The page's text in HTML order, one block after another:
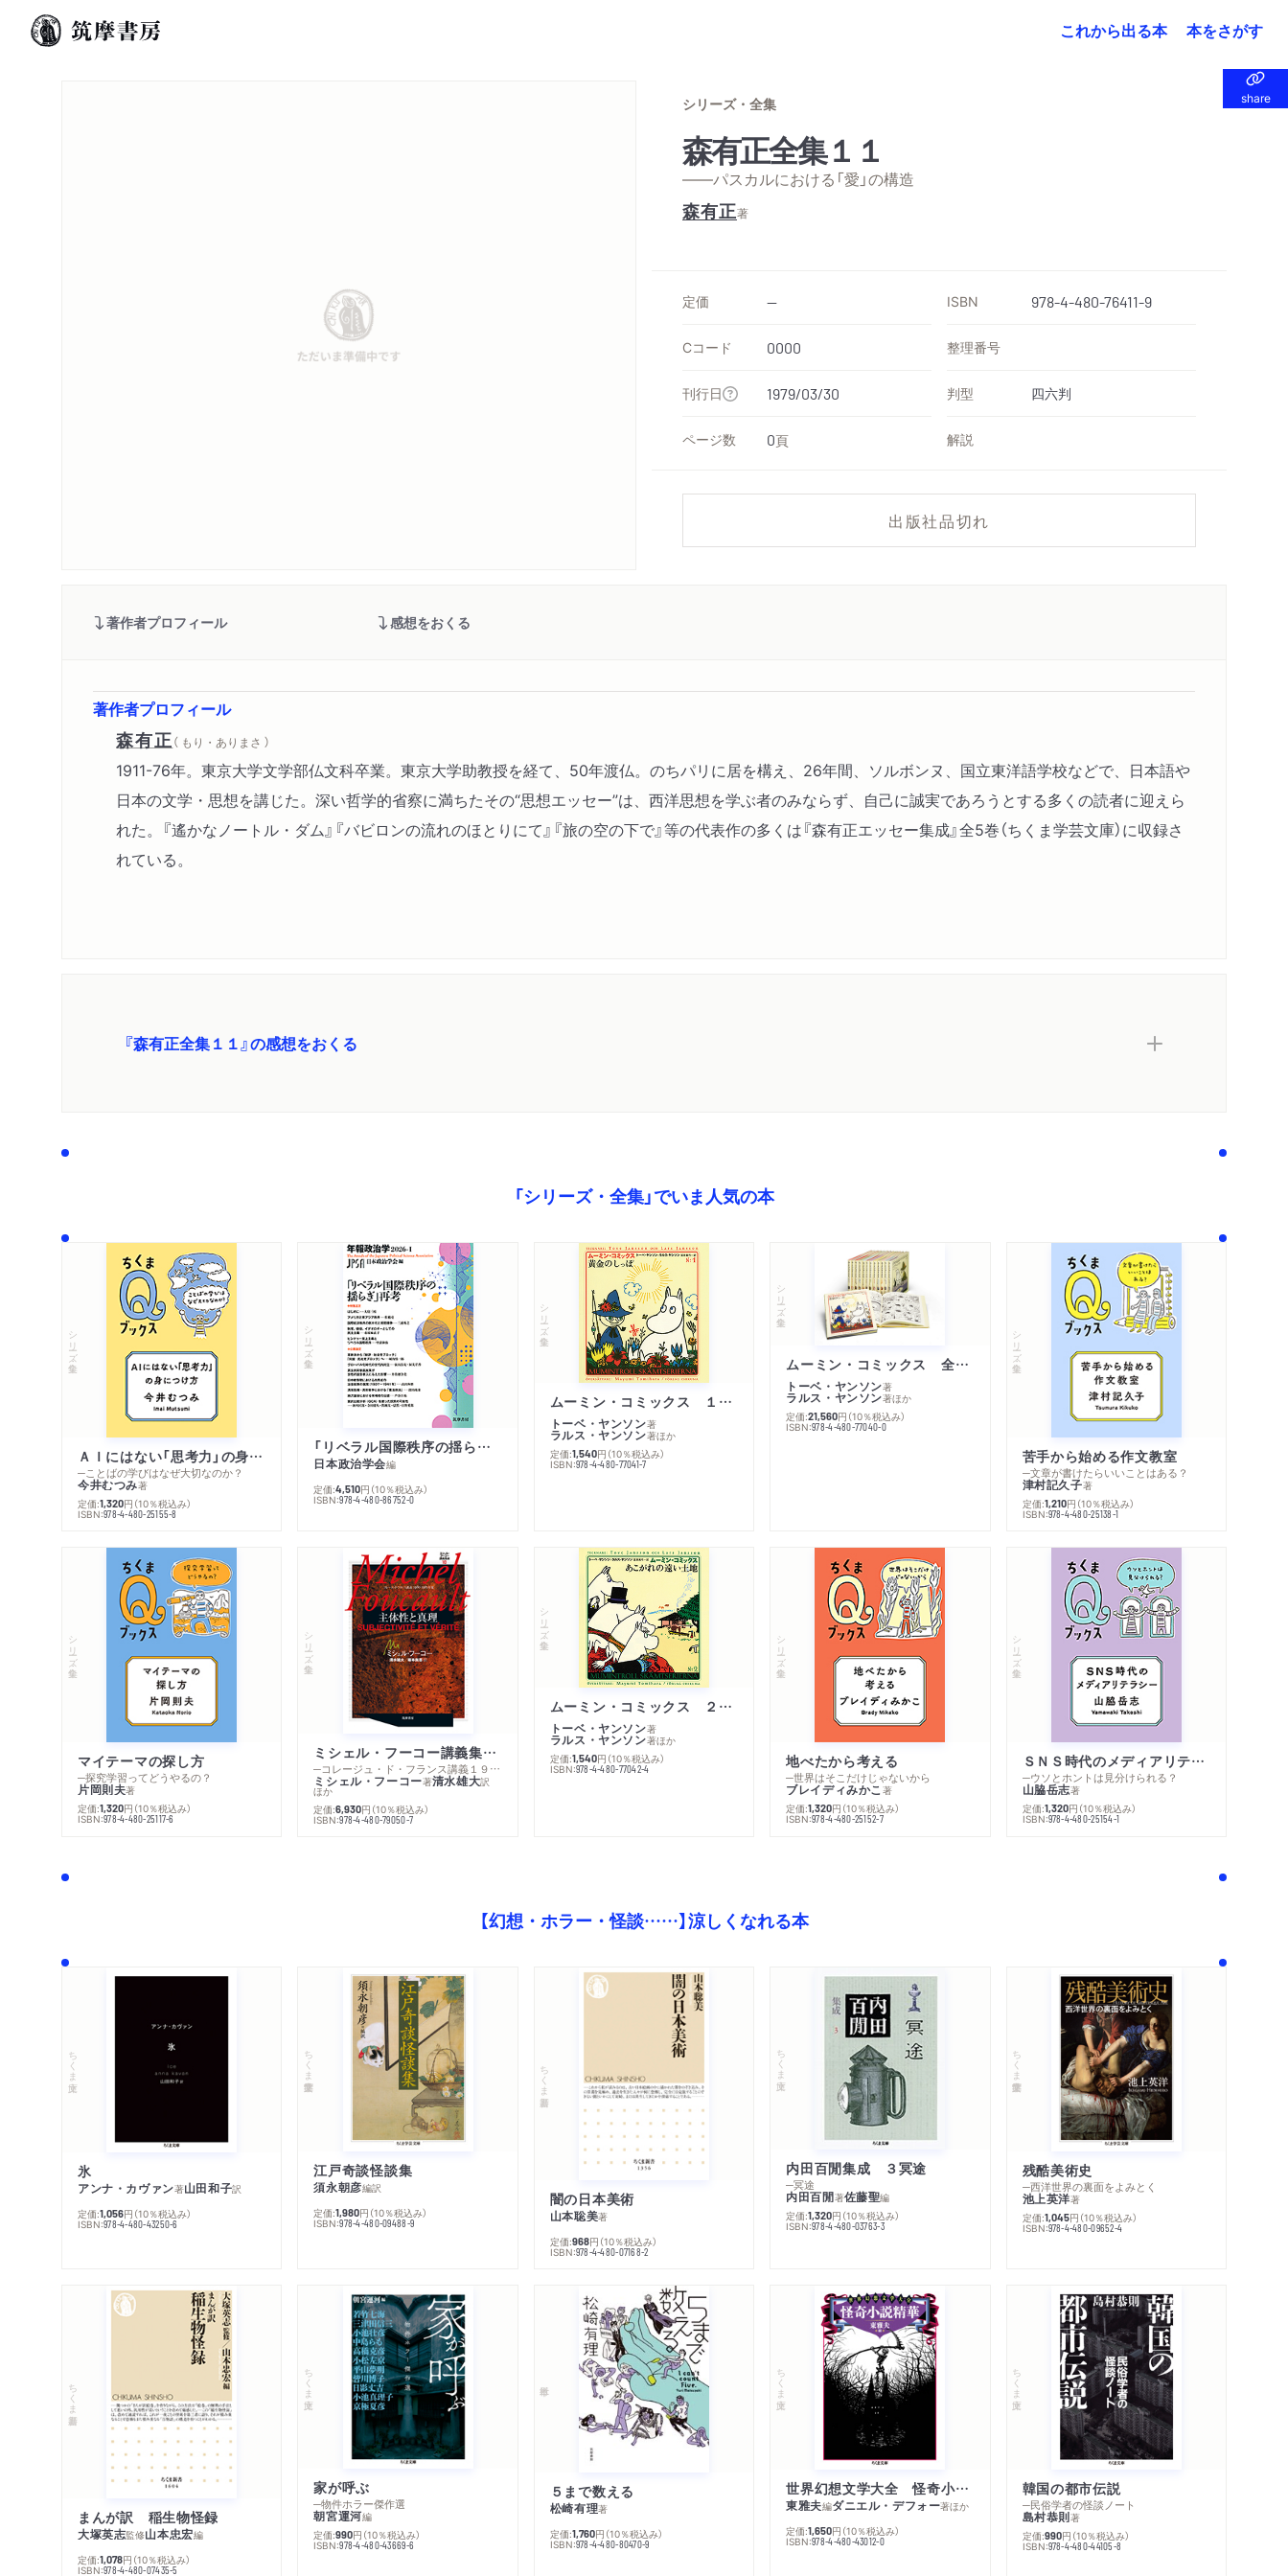
これから出る本 本をさがす
share
share
シリーズ・全集
森有正全集１１
——パスカルにおける「愛」の構造
森有正著
定価 -- ISBN 978-4-480-76411-9
Cコード 0000 整理番号
刊行日 1979/03/30 判型 四六判
ページ数 0頁 解説
出版社品切れ
著作者プロフィール 感想をおくる
著作者プロフィール
森有正（ もり・ありまさ ）
1911-76年。東京大学文学部仏文科卒業。東京大学助教授を経て、50年渡仏。のちパリに居を構え、26年間、ソルボンヌ、国立東洋語学校などで、日本語や
日本の文学・思想を講じた。深い哲学的省察に満ちたその“思想エッセー”は、西洋思想を学ぶ者のみならず、自己に誠実であろうとする多くの読者に迎えら
れた。『遙かなノートル・ダム』『バビロンの流れのほとりにて』『旅の空の下で』等の代表作の多くは『森有正エッセー集成』全5巻（ちくま学芸文庫）に収録さ
れている。
『森有正全集１１』の感想をおくる
「シリーズ・全集」でいま人気の本
シリーズ・全集
ＡＩにはない「思考力」の身につけ方
─ことばの学びはなぜ大切なのか？
今井むつみ著
定価:1,320円 （10％税込み）
ISBN:978-4-480-25155-8
シリーズ・全集
「リベラル国際秩序の揺らぎ」再考 年報政治学２０２６‐Ⅰ
日本政治学会編
定価:4,510円 （10％税込み）
ISBN:978-4-480-86752-0
シリーズ・全集
ムーミン・コミックス １ 黄金のしっぽ
トーベ・ヤンソン著
ラルス・ヤンソン著ほか
定価:1,540円 （10％税込み）
ISBN:978-4-480-77041-7
シリーズ・全集
ムーミン・コミックス 全１４巻セット
トーベ・ヤンソン著
ラルス・ヤンソン著ほか
定価:21,560円 （10％税込み）
ISBN:978-4-480-77040-0
シリーズ・全集
苦手から始める作文教室
─文章が書けたらいいことはある？
津村記久子著
定価:1,210円 （10％税込み）
ISBN:978-4-480-25138-1
シリーズ・全集
マイテーマの探し方
─探究学習ってどうやるの？
片岡則夫著
定価:1,320円 （10％税込み）
ISBN:978-4-480-25117-6
シリーズ・全集
ミシェル・フーコー講義集成１０ 主体性と真理
─コレージュ・ド・フランス講義１９８０－１９８１年度
ミシェル・フーコー著清水雄大訳
ほか
定価:6,930円 （10％税込み）
ISBN:978-4-480-79050-7
シリーズ・全集
ムーミン・コミックス ２ あこがれの遠い土地
トーベ・ヤンソン著
ラルス・ヤンソン著ほか
定価:1,540円 （10％税込み）
ISBN:978-4-480-77042-4
シリーズ・全集
地べたから考える
─世界はそこだけじゃないから
ブレイディみかこ著
定価:1,320円 （10％税込み）
ISBN:978-4-480-25152-7
シリーズ・全集
ＳＮＳ時代のメディアリテラシー
─ウソとホントは見分けられる？
山脇岳志著
定価:1,320円 （10％税込み）
ISBN:978-4-480-25154-1
【幻想・ホラー・怪談……】涼しくなれる本
ちくま文庫
氷
アンナ・カヴァン著山田和子訳
定価:1,056円 （10％税込み）
ISBN:978-4-480-43250-6
ちくま学芸文庫
江戸奇談怪談集
須永朝彦編訳
定価:1,980円 （10％税込み）
ISBN:978-4-480-09488-9
ちくま新書
闇の日本美術
山本聡美著
定価:968円 （10％税込み）
ISBN:978-4-480-07168-2
ちくま文庫
内田百閒集成 ３冥途
─冥途
内田百閒著佐藤聖編
定価:1,320円 （10％税込み）
ISBN:978-4-480-03763-3
ちくま学芸文庫
残酷美術史
─西洋世界の裏面をよみとく
池上英洋著
定価:1,045円 （10％税込み）
ISBN:978-4-480-09652-4
ちくま新書
まんが訳 稲生物怪録
大塚英志監修山本忠宏編
定価:1,078円 （10％税込み）
ISBN:978-4-480-07435-5
ちくま文庫
家が呼ぶ
─物件ホラー傑作選
朝宮運河編
定価:990円 （10％税込み）
ISBN:978-4-480-43669-6
５まで数える
松崎有理著
定価:1,760円 （10％税込み）
ISBN:978-4-480-80470-9
ちくま文庫
世界幻想文学大全 怪奇小説精華
東雅夫編ダニエル・デフォー著ほか
定価:1,650円 （10％税込み）
ISBN:978-4-480-43012-0
ちくま文庫
韓国の都市伝説
─民俗学者の怪談ノート
島村恭則著
定価:990円 （10％税込み）
ISBN:978-4-480-44105-8